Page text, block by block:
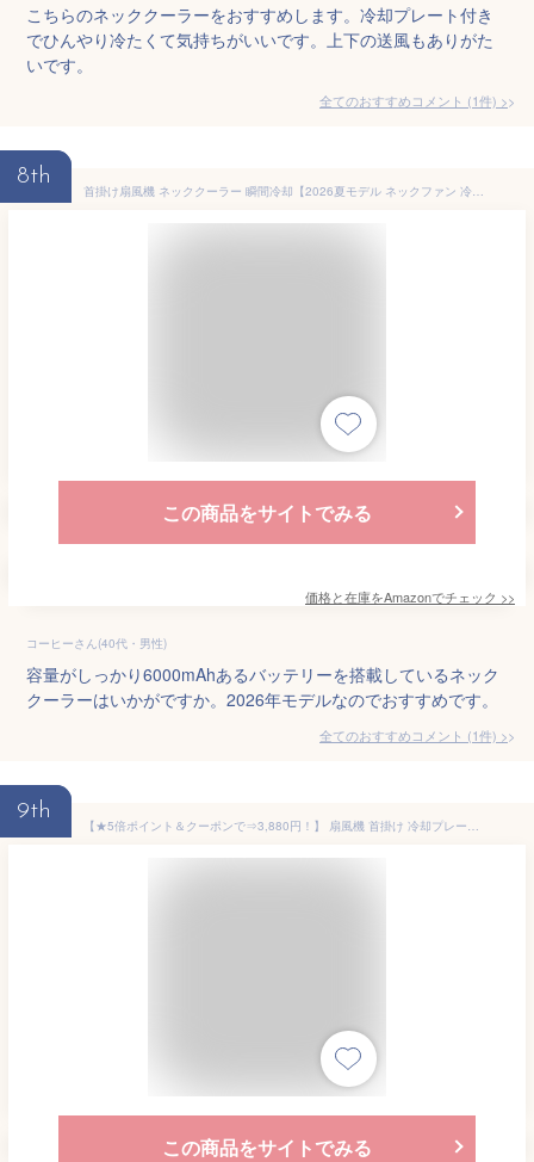
こちらのネッククーラーをおすすめします。冷却プレート付き
でひんやり冷たくて気持ちがいいです。上下の送風もありがた
いです。
全てのおすすめコメント (1件) >
8th
首掛け扇風機 ネッククーラー 瞬間冷却【2026夏モデル ネックファン 冷感 MAX-20℃】3段階風量＆冷感調節 ハンディクーラー おしゃれ 上下方向送風 羽根なし 角度調節可能 半導体冷却プレート 6000mAh大容量 Type-C充電式 首掛けファン 静音 節電 省エネ 携帯扇風機 LCD液晶ディスプレイ 熱中症対策/誕生日/プレゼント (ブルー)
この商品をサイトでみる
価格と在庫をAmazonでチェック >>
コーヒーさん(40代・男性)
容量がしっかり6000mAhあるバッテリーを搭載しているネック
クーラーはいかがですか。2026年モデルなのでおすすめです。
全てのおすすめコメント (1件) >
9th
【★5倍ポイント＆クーポンで⇒3,880円！】 扇風機 首掛け 冷却プレート ネッククーラー 瞬間冷却 三段階調節 羽根なし ネックファン 軽量 11時間連続稼働 4800mAh Type-c 充電式 携帯扇風機 首掛け 首掛けクーラー 首掛けファン プレゼント 冷感 首掛け扇風機 送料無料
この商品をサイトでみる